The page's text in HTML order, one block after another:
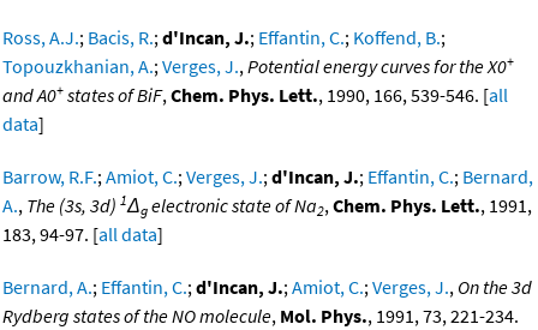
Ross, A.J.; Bacis, R.;d'Incan, J.; Effantin, C.; Koffend, B.;
Topouzkhanian, A.;Verges, J.,Potential energy curves for the X0+
and A0+ states of BiF,Chem. Phys. Lett., 1990, 166, 539-546. [all
data]
Barrow, R.F.;Amiot, C.;Verges, J.;d'Incan, J.; Effantin, C.; Bernard,
A., The (3s, 3d) 1Δg electronic state of Na2,Chem. Phys. Lett., 1991,
183, 94-97. [all data]
Bernard, A.; Effantin, C.;d'Incan, J.;Amiot, C.;Verges, J., On the 3d
Rydberg states of the NO molecule, Mol. Phys., 1991, 73, 221-234.